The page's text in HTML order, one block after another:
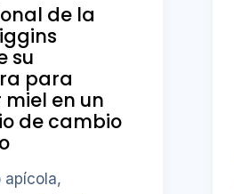
de la
su
para
en un
de cambio
apícola,